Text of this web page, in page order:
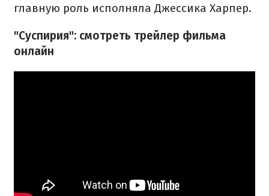
главную роль исполняла Джессика Харпер.
"Суспирия": смотреть трейлер фильма
онлайн